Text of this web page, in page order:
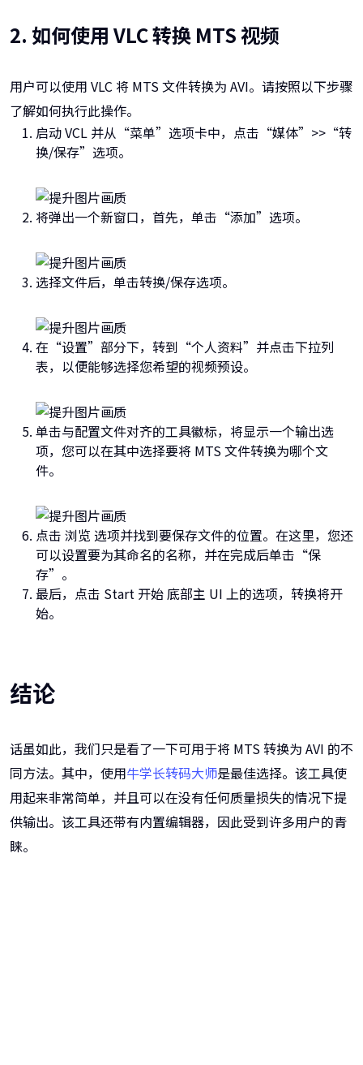
2. 如何使用 VLC 转换 MTS 视频
用户可以使用 VLC 将 MTS 文件转换为 AVI。请按照以下步骤
了解如何执行此操作。
启动 VCL 并从“菜单”选项卡中，点击“媒体”>>“转
换/保存”选项。
将弹出一个新窗口，首先，单击“添加”选项。
选择文件后，单击转换/保存选项。
在“设置”部分下，转到“个人资料”并点击下拉列
表，以便能够选择您希望的视频预设。
单击与配置文件对齐的工具徽标，将显示一个输出选
项，您可以在其中选择要将 MTS 文件转换为哪个文
件。
点击 浏览 选项并找到要保存文件的位置。在这里，您还
可以设置要为其命名的名称，并在完成后单击“保
存”。
最后，点击 Start 开始 底部主 UI 上的选项，转换将开
始。
结论
话虽如此，我们只是看了一下可用于将 MTS 转换为 AVI 的不
同方法。其中，使用牛学长转码大师是最佳选择。该工具使
用起来非常简单，并且可以在没有任何质量损失的情况下提
供输出。该工具还带有内置编辑器，因此受到许多用户的青
睐。